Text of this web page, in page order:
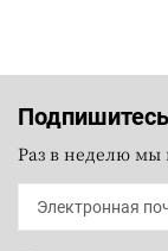
Раз в неделю мы